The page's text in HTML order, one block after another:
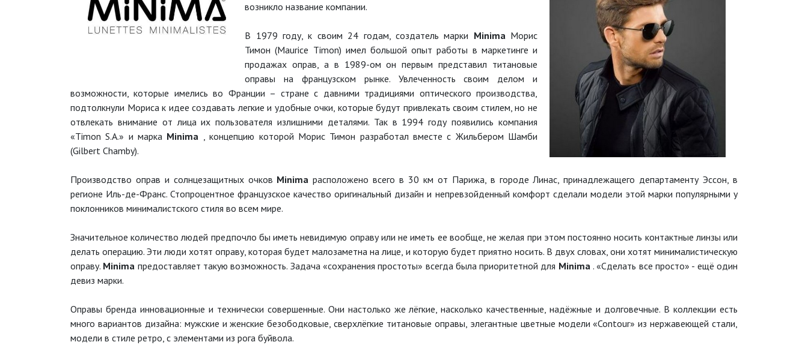
возникло название компании.
В 1979 году, к своим 24 годам, создатель марки Minima Морис
Тимон (Maurice Timon) имел большой опыт работы в маркетинге и
продажах оправ, а в 1989-ом он первым представил титановые
оправы на французском рынке. Увлеченность своим делом и
возможности, которые имелись во Франции – стране с давними традициями оптического производства,
подтолкнули Мориса к идее создавать легкие и удобные очки, которые будут привлекать своим стилем, но не
отвлекать внимание от лица их пользователя излишними деталями. Так в 1994 году появились компания
«Timon S.A.» и марка Minima , концепцию которой Морис Тимон разработал вместе с Жильбером Шамби
(Gilbert Chamby).
Производство оправ и солнцезащитных очков Minimaрасположено всего в 30 км от Парижа, в городе Линас, принадлежащего департаменту Эссон, в
регионе Иль-де-Франс. Стопроцентное французское качество оригинальный дизайн и непревзойденный комфорт сделали модели этой марки популярными у
поклонников минималистского стиля во всем мире.
Значительное количество людей предпочло бы иметь невидимую оправу или не иметь ее вообще, не желая при этом постоянно носить контактные линзы или
делать операцию. Эти люди хотят оправу, которая будет малозаметна на лице, и которую будет приятно носить. В двух словах, они хотят минималистическую
оправу. Minima предоставляет такую возможность. Задача «сохранения простоты» всегда была приоритетной для Minima. «Сделать все просто» - ещё один
девиз марки.
Оправы бренда инновационные и технически совершенные. Они настолько же лёгкие, насколько качественные, надёжные и долговечные. В коллекции есть
много вариантов дизайна: мужские и женские безободковые, сверхлёгкие титановые оправы, элегантные цветные модели «Contour» из нержавеющей стали,
модели в стиле ретро, с элементами из рога буйвола.